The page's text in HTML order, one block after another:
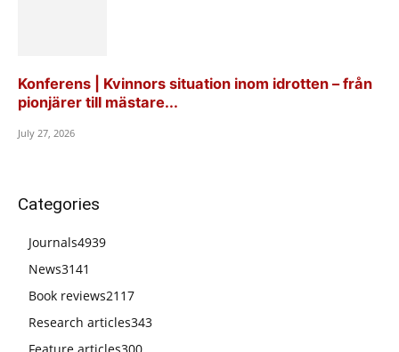
Konferens | Kvinnors situation inom idrotten – från
pionjärer till mästare...
July 27, 2026
Categories
Journals4939
News3141
Book reviews2117
Research articles343